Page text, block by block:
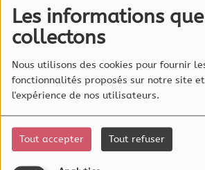
Les informations
collectons
Nous utilisons des cookies pour fournir
fonctionnalités proposés sur notre site
l'expérience de nos utilisateurs.
Tout accepter Tout refuser